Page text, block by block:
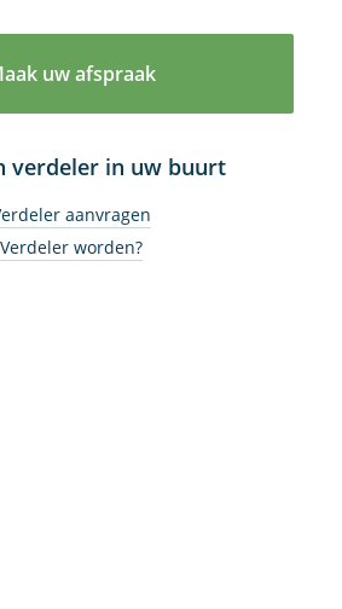
uw afspraak
verdeler in uw buurt
aanvragen
Verdeler worden?